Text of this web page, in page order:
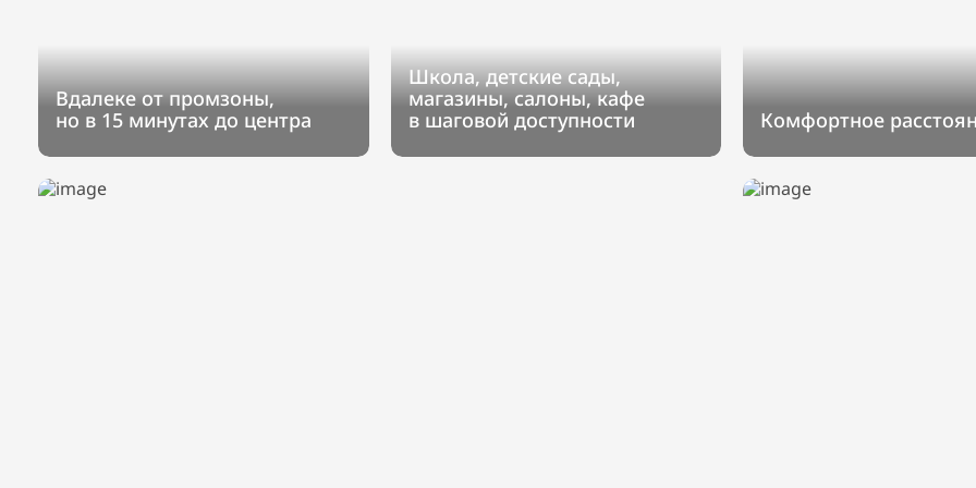
Вдалеке от промзоны,
но в 15 минутах до центра
Школа, детские сады,
магазины, салоны, кафе
в шаговой доступности
Комфортное